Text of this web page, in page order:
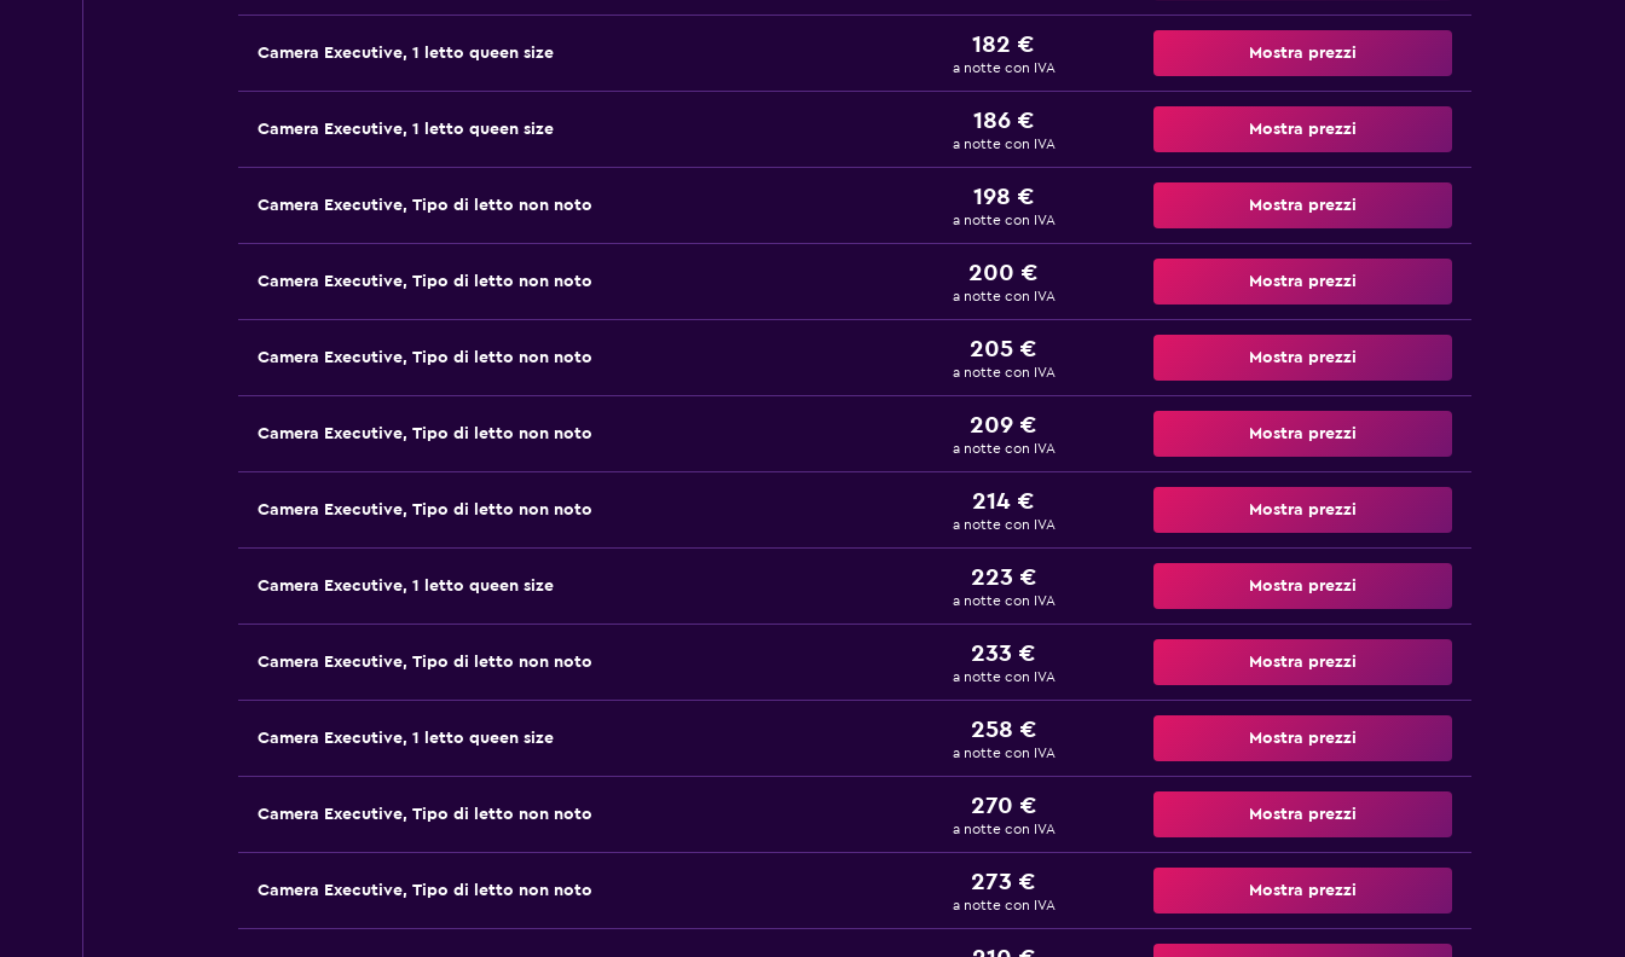
Camera Executive, 1 letto queen size 182 €
a notte con IVA
Mostra prezzi
Camera Executive, 1 letto queen size 186 €
a notte con IVA
Mostra prezzi
Camera Executive, Tipo di letto non noto 198 €
a notte con IVA
Mostra prezzi
Camera Executive, Tipo di letto non noto 200 €
a notte con IVA
Mostra prezzi
Camera Executive, Tipo di letto non noto 205 €
a notte con IVA
Mostra prezzi
Camera Executive, Tipo di letto non noto 209 €
a notte con IVA
Mostra prezzi
Camera Executive, Tipo di letto non noto 214 €
a notte con IVA
Mostra prezzi
Camera Executive, 1 letto queen size 223 €
a notte con IVA
Mostra prezzi
Camera Executive, Tipo di letto non noto 233 €
a notte con IVA
Mostra prezzi
Camera Executive, 1 letto queen size 258 €
a notte con IVA
Mostra prezzi
Camera Executive, Tipo di letto non noto 270 €
a notte con IVA
Mostra prezzi
Camera Executive, Tipo di letto non noto 273 €
a notte con IVA
Mostra prezzi